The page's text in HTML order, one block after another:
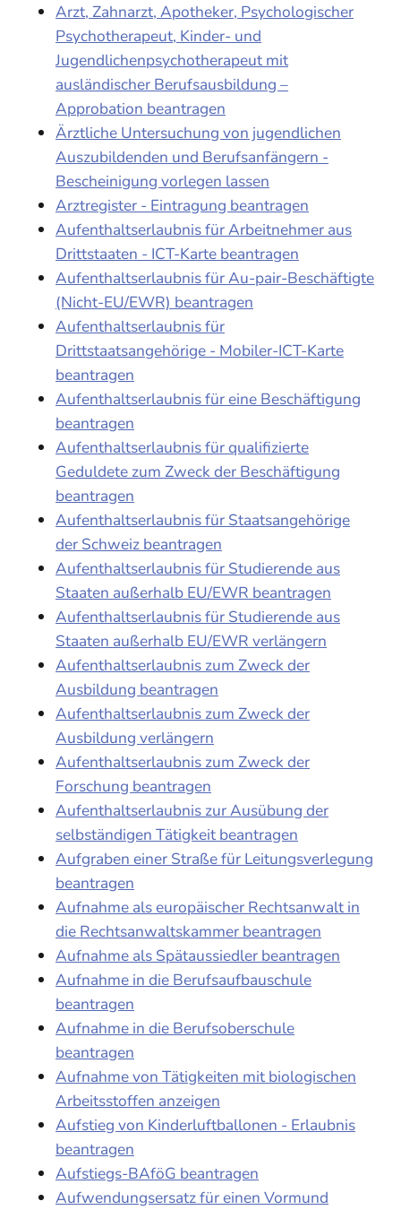
Arzt, Zahnarzt, Apotheker, Psychologischer
Psychotherapeut, Kinder- und
Jugendlichenpsychotherapeut mit
ausländischer Berufsausbildung –
Approbation beantragen
Ärztliche Untersuchung von jugendlichen
Auszubildenden und Berufsanfängern -
Bescheinigung vorlegen lassen
Arztregister - Eintragung beantragen
Aufenthaltserlaubnis für Arbeitnehmer aus
Drittstaaten - ICT-Karte beantragen
Aufenthaltserlaubnis für Au-pair-Beschäftigte
(Nicht-EU/EWR) beantragen
Aufenthaltserlaubnis für
Drittstaatsangehörige - Mobiler-ICT-Karte
beantragen
Aufenthaltserlaubnis für eine Beschäftigung
beantragen
Aufenthaltserlaubnis für qualifizierte
Geduldete zum Zweck der Beschäftigung
beantragen
Aufenthaltserlaubnis für Staatsangehörige
der Schweiz beantragen
Aufenthaltserlaubnis für Studierende aus
Staaten außerhalb EU/EWR beantragen
Aufenthaltserlaubnis für Studierende aus
Staaten außerhalb EU/EWR verlängern
Aufenthaltserlaubnis zum Zweck der
Ausbildung beantragen
Aufenthaltserlaubnis zum Zweck der
Ausbildung verlängern
Aufenthaltserlaubnis zum Zweck der
Forschung beantragen
Aufenthaltserlaubnis zur Ausübung der
selbständigen Tätigkeit beantragen
Aufgraben einer Straße für Leitungsverlegung
beantragen
Aufnahme als europäischer Rechtsanwalt in
die Rechtsanwaltskammer beantragen
Aufnahme als Spätaussiedler beantragen
Aufnahme in die Berufsaufbauschule
beantragen
Aufnahme in die Berufsoberschule
beantragen
Aufnahme von Tätigkeiten mit biologischen
Arbeitsstoffen anzeigen
Aufstieg von Kinderluftballonen - Erlaubnis
beantragen
Aufstiegs-BAföG beantragen
Aufwendungsersatz für einen Vormund